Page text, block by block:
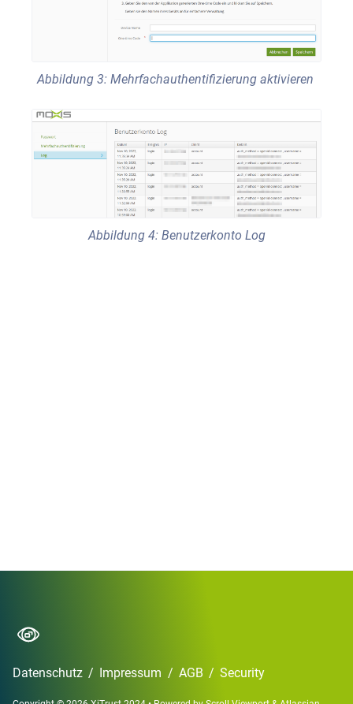
Abbildung 3: Mehrfachauthentifizierung aktivieren
Abbildung 4: Benutzerkonto Log
Datenschutz / Impressum / AGB / Security